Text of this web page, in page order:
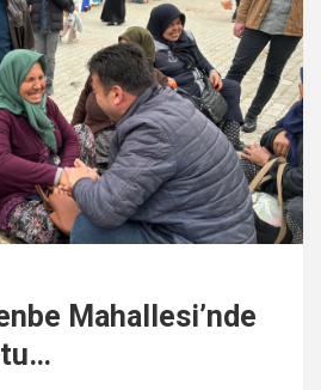
Mahallesi’nde